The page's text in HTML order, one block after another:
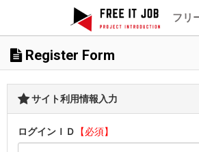
フリ
Register Form
サイト利用情報入力
ログインＩＤ 【必須】